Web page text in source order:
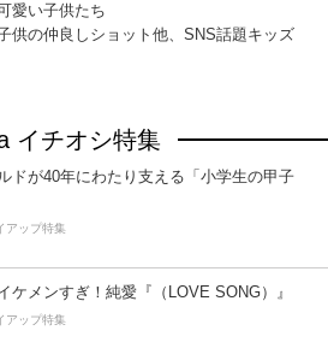
愛い子供たち
供の仲良しショット他、SNS話題キッズ
イチオシ特集
ドが40年にわたり支える「小学生の甲子
アップ特集
ケメンすぎ！純愛『（LOVE SONG）』
アップ特集